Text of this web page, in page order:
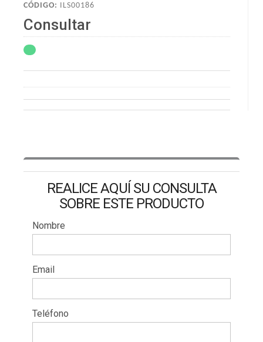
CÓDIGO: ILS00186
Consultar
REALICE AQUÍ SU CONSULTA
SOBRE ESTE PRODUCTO
Nombre
Email
Teléfono